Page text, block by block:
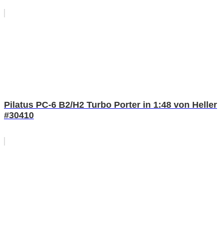
Pilatus PC-6 B2/H2 Turbo Porter in 1:48 von Heller
#30410